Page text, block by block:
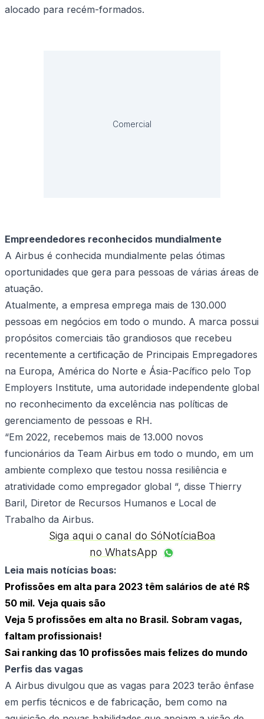
alocado para recém-formados.
Comercial
Empreendedores reconhecidos mundialmente
A Airbus é conhecida mundialmente pelas ótimas
oportunidades que gera para pessoas de várias áreas de
atuação.
Atualmente, a empresa emprega mais de 130.000
pessoas em negócios em todo o mundo. A marca possui
propósitos comerciais tão grandiosos que recebeu
recentemente a certificação de Principais Empregadores
na Europa, América do Norte e Ásia-Pacífico pelo Top
Employers Institute, uma autoridade independente global
no reconhecimento da excelência nas políticas de
gerenciamento de pessoas e RH.
“Em 2022, recebemos mais de 13.000 novos
funcionários da Team Airbus em todo o mundo, em um
ambiente complexo que testou nossa resiliência e
atratividade como empregador global “, disse Thierry
Baril, Diretor de Recursos Humanos e Local de
Trabalho da Airbus.
Siga aqui o canal do SóNotíciaBoa
no WhatsApp
Leia mais notícias boas:
Profissões em alta para 2023 têm salários de até R$
50 mil. Veja quais são
Veja 5 profissões em alta no Brasil. Sobram vagas,
faltam profissionais!
Sai ranking das 10 profissões mais felizes do mundo
Perfis das vagas
A Airbus divulgou que as vagas para 2023 terão ênfase
em perfis técnicos e de fabricação, bem como na